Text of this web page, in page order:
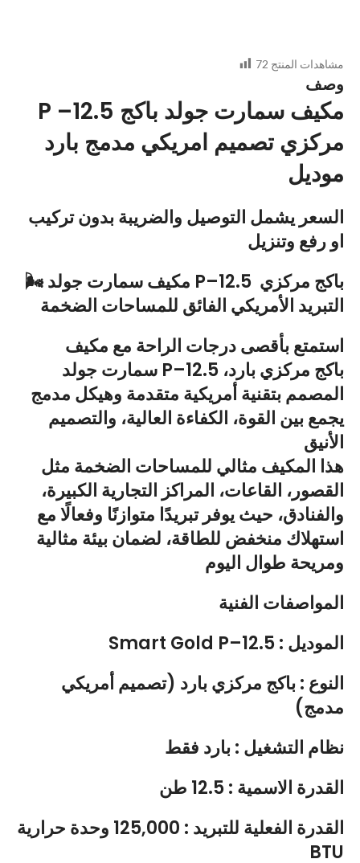
مشاهدات المنتج 72
وصف
P –12.5 مكيف سمارت جولد باكج
مركزي تصميم امريكي مدمج بارد
موديل
السعر يشمل التوصيل والضريبة بدون تركيب
او رفع وتنزيل
🌬️ مكيف سمارت جولد P–12.5 باكج مركزي
التبريد الأمريكي الفائق للمساحات الضخمة
استمتع بأقصى درجات الراحة مع مكيف
سمارت جولد P–12.5 باكج مركزي بارد،
المصمم بتقنية أمريكية متقدمة وهيكل مدمج
يجمع بين القوة، الكفاءة العالية، والتصميم
الأنيق
هذا المكيف مثالي للمساحات الضخمة مثل
القصور، القاعات، المراكز التجارية الكبيرة،
والفنادق، حيث يوفر تبريدًا متوازنًا وفعالًا مع
استهلاك منخفض للطاقة، لضمان بيئة مثالية
ومريحة طوال اليوم
المواصفات الفنية
Smart Gold P–12.5 : الموديل
النوع : باكج مركزي بارد (تصميم أمريكي
مدمج)
نظام التشغيل : بارد فقط
القدرة الاسمية : 12.5 طن
القدرة الفعلية للتبريد : 125,000 وحدة حرارية
BTU